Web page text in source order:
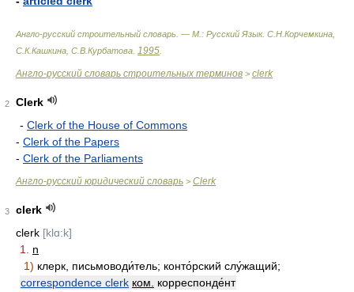
Англо-русский строительный словарь. — М.: Русский Язык. С.Н.Корчемкина,
С.К.Кашкина, С.В.Курбатова 1995
Англо-русский словарь строительных терминов > clerk
2
Clerk
- Clerk of the House of Commons
- Clerk of the Papers
- Clerk of the Parliaments
Англо-русский юридический словарь > Clerk
3
clerk
clerk [klɑ:k]
1.
n
1) клерк, письмоводи́тель; конто́рский слу́жащий;
correspondence clerk ком.
корреспонде́нт